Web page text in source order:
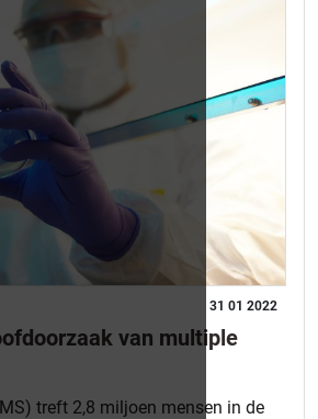
31 01 2022
van multiple
treft 2,8 miljoen mensen in de